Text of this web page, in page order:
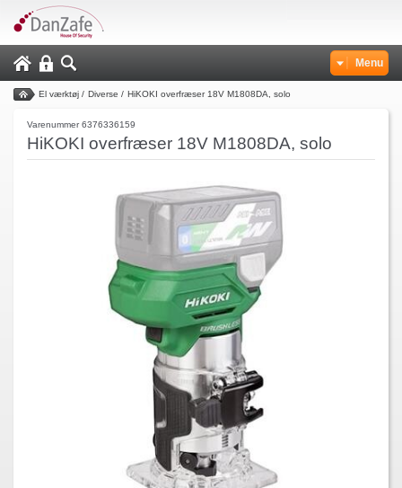
Menu
El værktøj / Diverse / HiKOKI overfræser 18V M1808DA, solo
Varenummer 6376336159
HiKOKI overfræser 18V M1808DA, solo